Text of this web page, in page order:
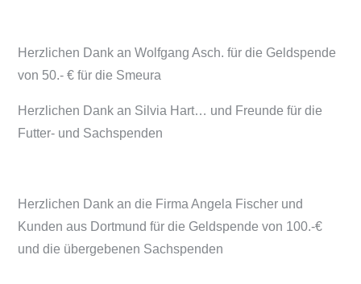
Herzlichen Dank an Wolfgang Asch. für die Geldspende
von 50.- € für die Smeura
Herzlichen Dank an Silvia Hart… und Freunde für die
Futter- und Sachspenden
Herzlichen Dank an die Firma Angela Fischer und
Kunden aus Dortmund für die Geldspende von 100.-€
und die übergebenen Sachspenden